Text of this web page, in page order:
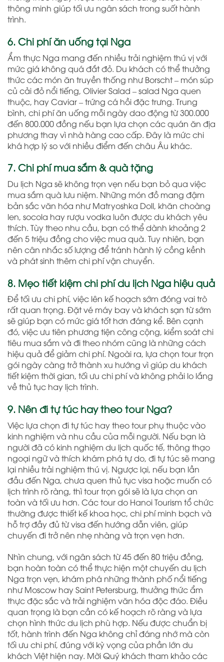
thông minh giúp tối ưu ngân sách trong suốt hành
trình.
6. Chi phí ăn uống tại Nga
Ẩm thực Nga mang đến nhiều trải nghiệm thú vị với
mức giá không quá đắt đỏ. Du khách có thể thưởng
thức các món ăn truyền thống như Borscht– món súp
củ cải đỏ nổi tiếng, Olivier Salad – salad Nga quen
thuộc, hayCaviar– trứng cá hồi đặc trưng. Trung
bình, chi phí ăn uống mỗi ngày dao động từ 300.000
đến 800.000 đồng nếu bạn lựa chọn các quán ăn địa
phương thay vì nhà hàng cao cấp. Đây là mức chi
khá hợp lý so với nhiều điểm đến châu Âu khác.
7. Chi phí mua sắm & quà tặng
Du lịch Nga sẽ không trọn vẹn nếu bạn bỏ qua việc
mua sắm quà lưu niệm. Những món đồ mang đậm
bản sắc văn hóa như Matryoshka Doll, khăn choàng
len, socola hay rượu vodka luôn được du khách yêu
thích. Tùy theo nhu cầu, bạn có thể dành khoảng 2
đến 5 triệu đồng cho việc mua quà. Tuy nhiên, bạn
nên cân nhắc số lượng để tránh hành lý cồng kềnh
và phát sinh thêm chi phí vận chuyển.
8. Mẹo tiết kiệm chi phí du lịch Nga hiệu quả
Để tối ưu chi phí, việc lên kế hoạch sớm đóng vai trò
rất quan trọng. Đặt vé máy bay và khách sạn từ sớm
sẽ giúp bạn có mức giá tốt hơn đáng kể. Bên cạnh
đó, việc ưu tiên phương tiện công cộng, kiểm soát chi
tiêu mua sắm và đi theo nhóm cũng là những cách
hiệu quả để giảm chi phí. Ngoài ra, lựa chọn tour trọn
gói ngày càng trở thành xu hướng vì giúp du khách
tiết kiệm thời gian, tối ưu chi phí và không phải lo lắng
về thủ tục hay lịch trình.
9. Nên đi tự túc hay theo tour Nga?
Việc lựa chọn đi tự túc hay theo tour phụ thuộc vào
kinh nghiệm và nhu cầu của mỗi người. Nếu bạn là
người đã có kinh nghiệm du lịch quốc tế, thông thạo
ngoại ngữ và thích khám phá tự do, đi tự túc sẽ mang
lại nhiều trải nghiệm thú vị. Ngược lại, nếu bạn lần
đầu đến Nga, chưa quen thủ tục visa hoặc muốn có
lịch trình rõ ràng, thì tour trọn gói sẽ là lựa chọn an
toàn và tối ưu hơn. Các tour do Hanoi Tourism tổ chức
thường được thiết kế khoa học, chi phí minh bạch và
hỗ trợ đầy đủ từ visa đến hướng dẫn viên, giúp
chuyến đi trở nên nhẹ nhàng và trọn vẹn hơn.
Nhìn chung, với ngân sách từ 45 đến 80 triệu đồng,
bạn hoàn toàn có thể thực hiện một chuyến du lịch
Nga trọn vẹn, khám phá những thành phố nổi tiếng
như Moscow hay Saint Petersburg, thưởng thức ẩm
thực đặc sắc và trải nghiệm văn hóa độc đáo. Điều
quan trọng là bạn cần có kế hoạch rõ ràng và lựa
chọn hình thức du lịch phù hợp. Nếu được chuẩn bị
tốt, hành trình đến Nga không chỉ đáng nhớ mà còn
tối ưu chi phí, đúng với kỳ vọng của phần lớn du
khách Việt hiện nay. Mời Quý khách tham khảo các